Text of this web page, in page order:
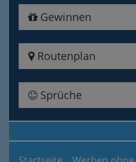
Gewinnen
Routenplan
Sprüche